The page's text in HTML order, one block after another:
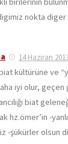
nokta
14 Haziran
kültürüne ve
iyi olur, geçen
biat
hz.ömer’in -
-şükürler olsun